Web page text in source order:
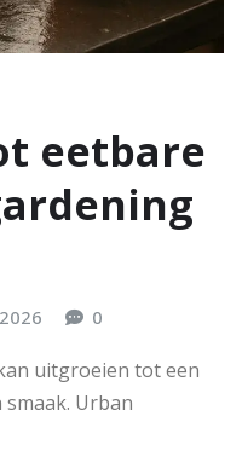
eetbare
0
uitgroeien tot een
Urban